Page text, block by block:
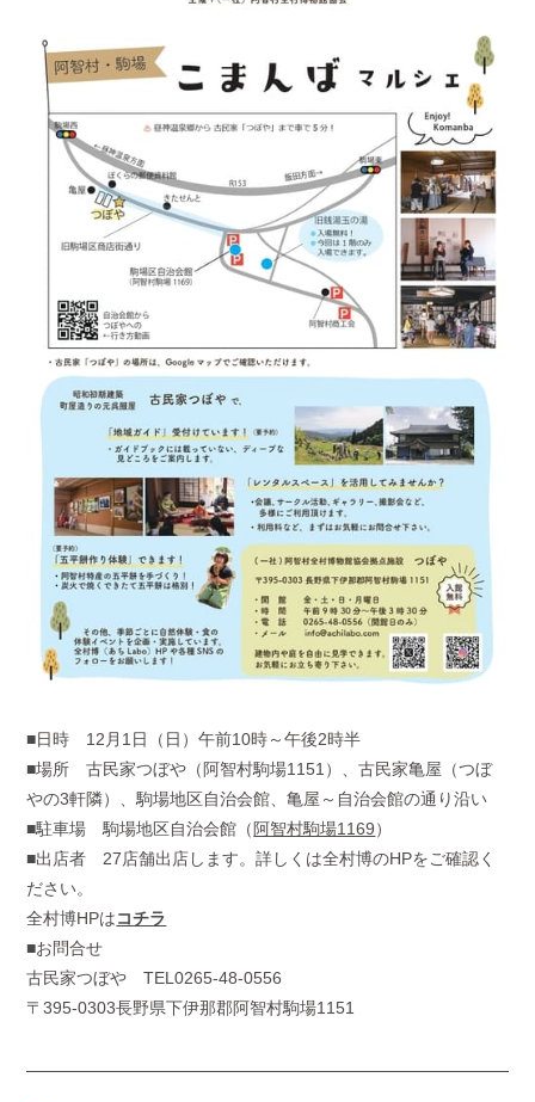
■日時 12月1日（日）午前10時～午後2時半
■場所 古民家つぼや（阿智村駒場1151）、古民家亀屋（つぼ
やの3軒隣）、駒場地区自治会館、亀屋～自治会館の通り沿い
■駐車場 駒場地区自治会館（ 阿智村駒場1169）
■出店者 27店舗出店します。詳しくは全村博のHPをご確認く
ださい。
全村博HPはコチラ
■お問合せ
古民家つぼや TEL0265-48-0556
〒395-0303長野県下伊那郡阿智村駒場1151